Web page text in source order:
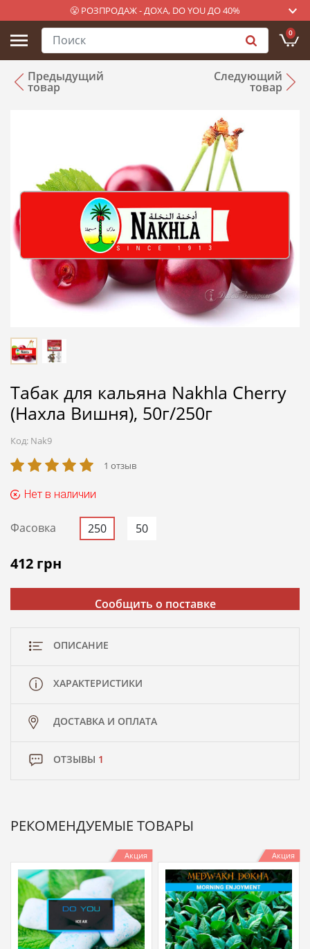
😤 РОЗПРОДАЖ - ДОХА, DO YOU ДО 40%
0
Предыдущий
товар
Следующий
товар
Табак для кальяна Nakhla Cherry
(Нахла Вишня), 50г/250г
Код: Nak9
1 отзыв
Нет в наличии
Фасовка 250 50
412 грн
Сообщить о поставке
ОПИСАНИЕ
ХАРАКТЕРИСТИКИ
ДОСТАВКА И ОПЛАТА
ОТЗЫВЫ 1
РЕКОМЕНДУЕМЫЕ ТОВАРЫ
Акция Акция